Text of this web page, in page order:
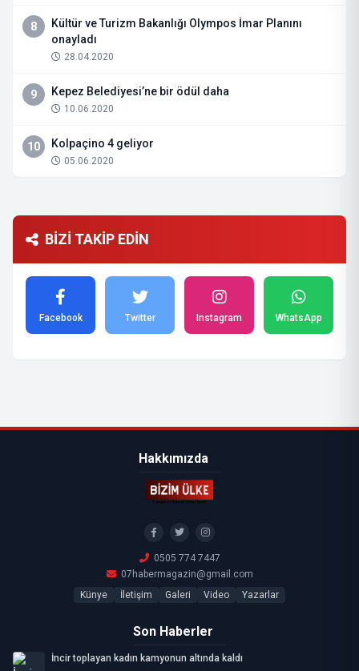
8
Kültür ve Turizm Bakanlığı Olympos İmar Planını
onayladı
28.04.2020
9 Kepez Belediyesi’ne bir ödül daha
10.06.2020
10 Kolpaçino 4 geliyor
05.06.2020
BİZİ TAKİP EDİN
Facebook Twitter Instagram WhatsApp
Hakkımızda
0505 774 7447
07habermagazin@gmail.com
Künye
İletişim Galeri Video Yazarlar
Son Haberler
İncir toplayan kadın kamyonun altında kaldı